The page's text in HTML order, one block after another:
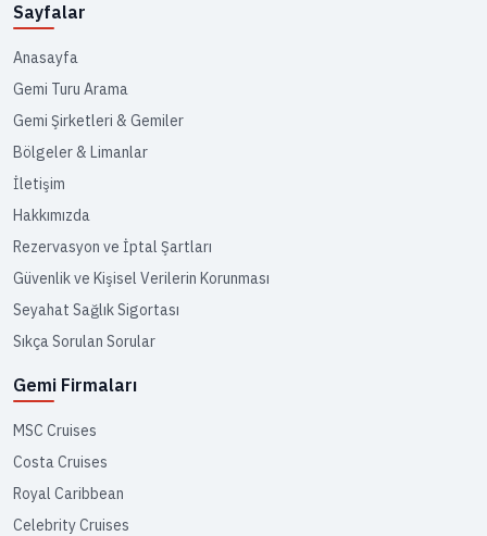
Sayfalar
Anasayfa
Gemi Turu Arama
Gemi Şirketleri & Gemiler
Bölgeler & Limanlar
İletişim
Hakkımızda
Rezervasyon ve İptal Şartları
Güvenlik ve Kişisel Verilerin Korunması
Seyahat Sağlık Sigortası
Sıkça Sorulan Sorular
Gemi Firmaları
MSC Cruises
Costa Cruises
Royal Caribbean
Celebrity Cruises